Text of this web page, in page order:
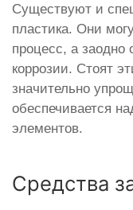
Существуют и
пластика. Они
процесс, а заодно
коррозии. Стоят
значительно
обеспечивается
элементов.
Средства